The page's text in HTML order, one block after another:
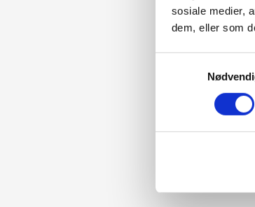
sosiale medier,
dem, eller som